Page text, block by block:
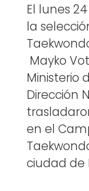
El lunes
la
Mayko
Ministerio
Dirección
en el
ciudad de